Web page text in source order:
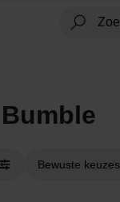
Bewuste keuzes